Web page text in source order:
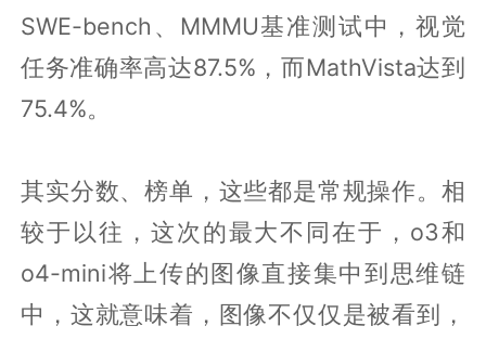
SWE-bench、MMMU基准测试中，视觉
任务准确率高达87.5%，而MathVista达到
75.4%。
其实分数、榜单，这些都是常规操作。相
较于以往，这次的最大不同在于，o3和
o4-mini将上传的图像直接集中到思维链
中，这就意味着，图像不仅仅是被看到，